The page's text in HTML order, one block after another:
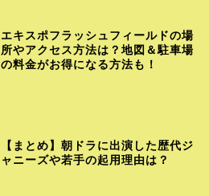
エキスポフラッシュフィールドの場
所やアクセス方法は？地図＆駐車場
の料金がお得になる方法も！
【まとめ】朝ドラに出演した歴代ジ
ャニーズや若手の起用理由は？